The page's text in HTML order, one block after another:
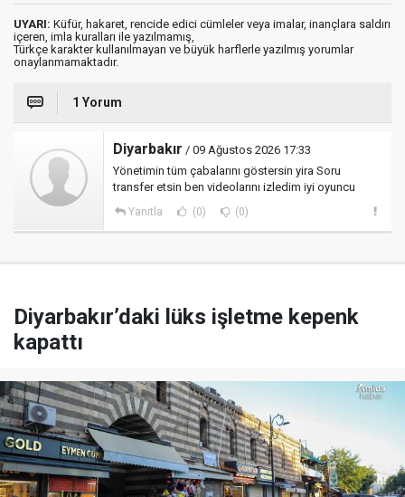
UYARI: Küfür, hakaret, rencide edici cümleler veya imalar, inançlara saldırı
içeren, imla kuralları ile yazılmamış,
Türkçe karakter kullanılmayan ve büyük harflerle yazılmış yorumlar
onaylanmamaktadır.
1 Yorum
Diyarbakır / 09 Ağustos 2026 17:33
Yönetimin tüm çabalarını göstersin yira Soru
transfer etsin ben videolarını izledim iyi oyuncu
Yanıtla (0) (0)
Diyarbakır’daki lüks işletme kepenk
kapattı